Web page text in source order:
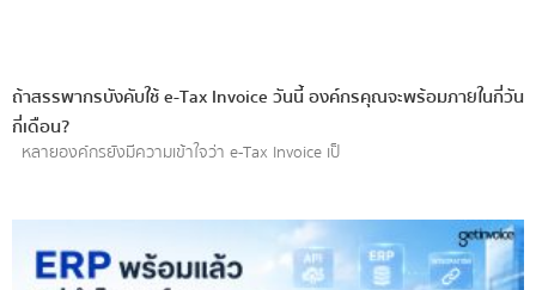
ถ้าสรรพากรบังคับใช้ e-Tax Invoice วันนี้ องค์กรคุณจะพร้อมภายในกี่วัน
กี่เดือน?
หลายองค์กรยังมีความเข้าใจว่า e-Tax Invoice เป็